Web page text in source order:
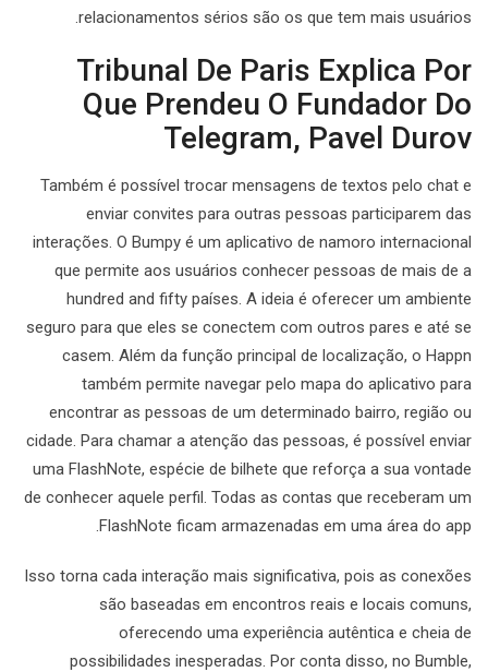
relacionamentos sérios são os que tem mais usuários.
Tribunal De Paris Explica Por
Que Prendeu O Fundador Do
Telegram, Pavel Durov
Também é possível trocar mensagens de textos pelo chat e
enviar convites para outras pessoas participarem das
interações. O Bumpy é um aplicativo de namoro internacional
que permite aos usuários conhecer pessoas de mais de a
hundred and fifty países. A ideia é oferecer um ambiente
seguro para que eles se conectem com outros pares e até se
casem. Além da função principal de localização, o Happn
também permite navegar pelo mapa do aplicativo para
encontrar as pessoas de um determinado bairro, região ou
cidade. Para chamar a atenção das pessoas, é possível enviar
uma FlashNote, espécie de bilhete que reforça a sua vontade
de conhecer aquele perfil. Todas as contas que receberam um
FlashNote ficam armazenadas em uma área do app.
Isso torna cada interação mais significativa, pois as conexões
são baseadas em encontros reais e locais comuns,
oferecendo uma experiência autêntica e cheia de
possibilidades inesperadas. Por conta disso, no Bumble,